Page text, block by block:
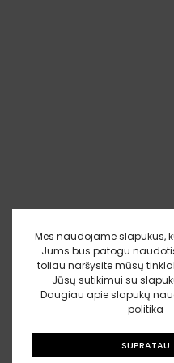
Mes naudojame slapukus,
Jums bus patogu
toliau naršysite mūsų
Jūsų sutikimui su
Daugiau apie slapukų
politika
SUPRATAU